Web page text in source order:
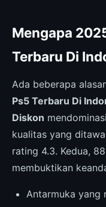
Mengapa
Terbaru Di
Ada beberapa
Ps5 Terbaru Di
Diskon
kualitas yang
rating 4.3. Kedua,
membuktikan
Antarmuka yang